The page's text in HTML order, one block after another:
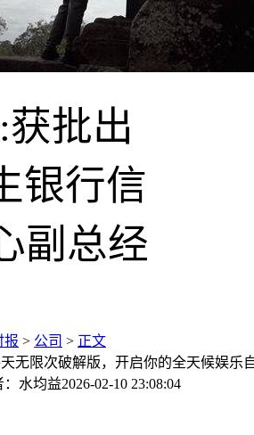
报 > 公司 > 正文
无限次破解版，开启你的全天候娱乐
：水均益2026-02-10 23:08:04